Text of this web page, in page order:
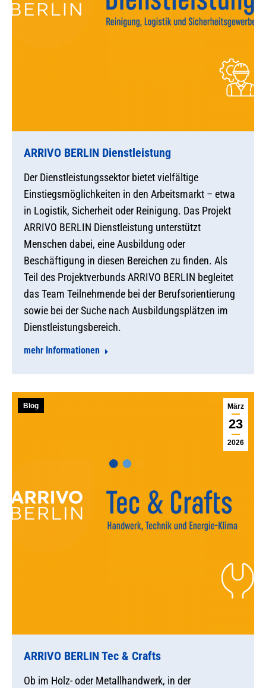
ARRIVO BERLIN Dienstleistung
Der Dienstleistungssektor bietet vielfältige
Einstiegsmöglichkeiten in den Arbeitsmarkt – etwa
in Logistik, Sicherheit oder Reinigung. Das Projekt
ARRIVO BERLIN Dienstleistung unterstützt
Menschen dabei, eine Ausbildung oder
Beschäftigung in diesen Bereichen zu finden. Als
Teil des Projektverbunds ARRIVO BERLIN begleitet
das Team Teilnehmende bei der Berufsorientierung
sowie bei der Suche nach Ausbildungsplätzen im
Dienstleistungsbereich.
mehr Informationen
März
23
2026
Blog
ARRIVO BERLIN Tec & Crafts
Ob im Holz- oder Metallhandwerk, in der